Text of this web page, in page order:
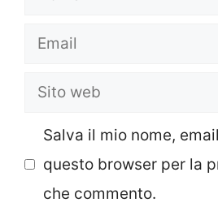
Email
Sito
Salva il mio nome,
questo browser per la
che commento.